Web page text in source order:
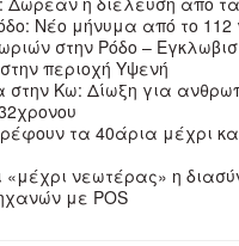
Νέο μήνυμα από το 112
στην Ρόδο –
περιοχή Υψενή
στην Κω: Δίωξη για
τα 40άρια μέχρι
νεωτέρας» η
με POS